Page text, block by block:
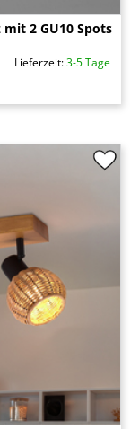
mit 2 GU10 Spots
Lieferzeit:3-5 Tage